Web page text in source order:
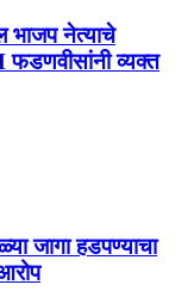
भाजप नेत्याचे
फडणवीसांनी व्यक्त
जागा हडपण्याचा